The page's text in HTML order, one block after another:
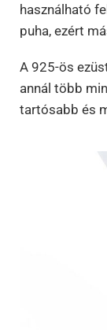
használható
puha, ezért
A 925-ös
annál több
tartósabb és